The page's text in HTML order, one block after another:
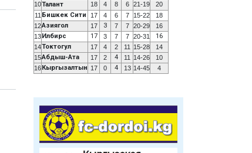
10Талант 18 4 8 6 21-19
20
11 Бишкек Сити 17 4 6 7 15-22
18
12Азиягол 17 3 7 7 20-29
16
13 Илбирс 17 3 7 7 20-31 16
14Токтогул 17 4 2 11 15-28
14
15Абдыш-Ата 17 2 4 11 14-26
10
16 Кыргызалтын 17 0 4 13 14-45 4